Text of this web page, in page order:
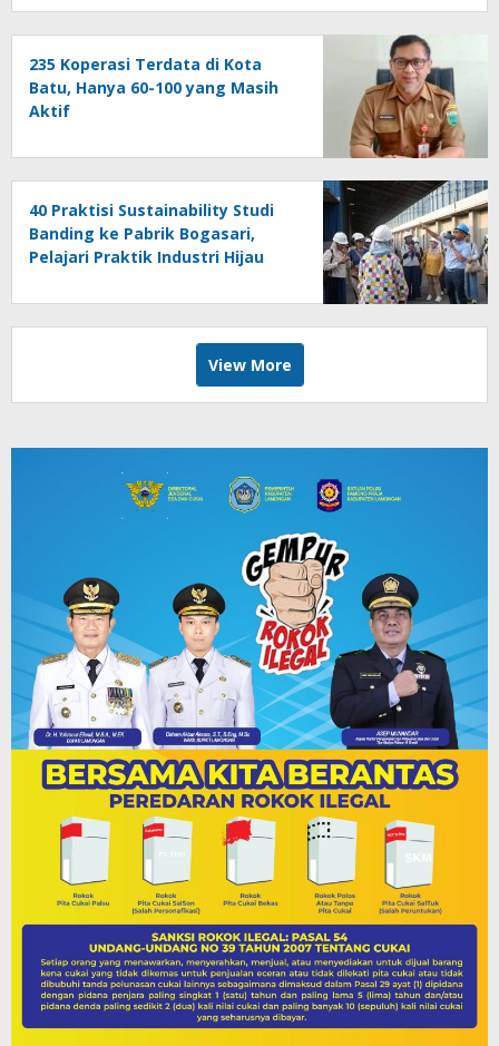
235 Koperasi Terdata di Kota
Batu, Hanya 60-100 yang Masih
Aktif
40 Praktisi Sustainability Studi
Banding ke Pabrik Bogasari,
Pelajari Praktik Industri Hijau
View More